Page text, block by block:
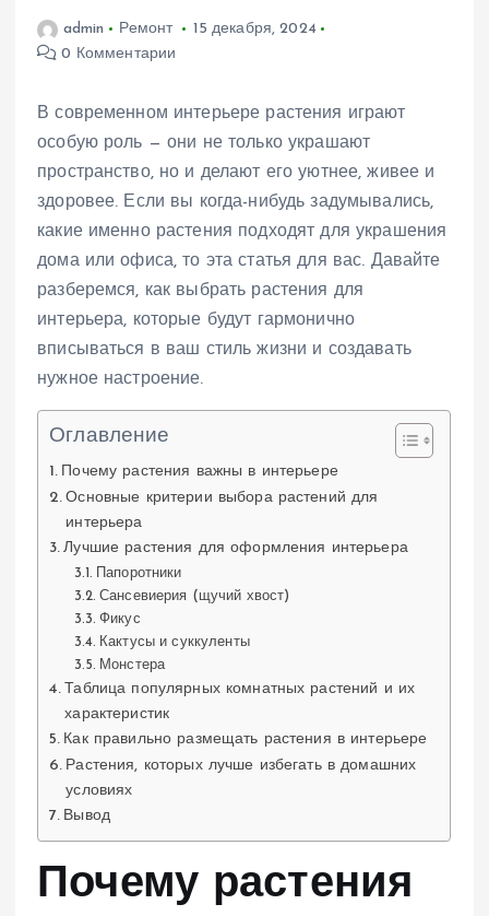
admin Ремонт
15 декабря, 2024
0 Комментарии
В современном интерьере растения играют
особую роль — они не только украшают
пространство, но и делают его уютнее, живее и
здоровее. Если вы когда-нибудь задумывались,
какие именно растения подходят для украшения
дома или офиса, то эта статья для вас. Давайте
разберемся, как выбрать растения для
интерьера, которые будут гармонично
вписываться в ваш стиль жизни и создавать
нужное настроение.
Оглавление
Почему растения важны в интерьере
Основные критерии выбора растений для
интерьера
Лучшие растения для оформления интерьера
Папоротники
Сансевиерия (щучий хвост)
Фикус
Кактусы и суккуленты
Монстера
Таблица популярных комнатных растений и их
характеристик
Как правильно размещать растения в интерьере
Растения, которых лучше избегать в домашних
условиях
Вывод
Почему растения